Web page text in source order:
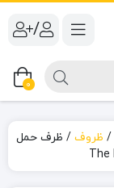
/
0
/ ظروف / ظرف حمل